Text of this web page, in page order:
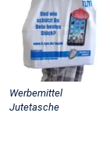
Werbemittel
Jutetasche